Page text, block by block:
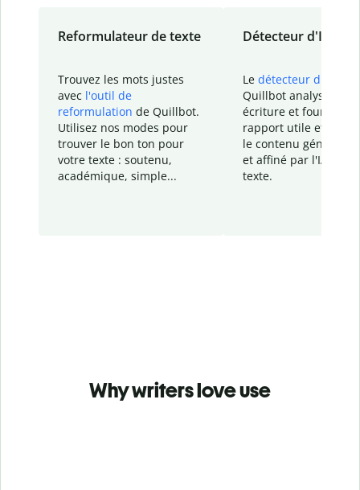
Reformulateur de texte
Trouvez les mots justes
avec l'outil de
reformulation de Quillbot.
Utilisez nos modes pour
trouver le bon ton pour
votre texte : soutenu,
académique, simple...
Détecteur d'IA
Le détecteur d'IA
Quillbot analyse votre
écriture et fournit un
rapport utile et
le contenu généré
et affiné par l'IA
texte.
Why writers love use